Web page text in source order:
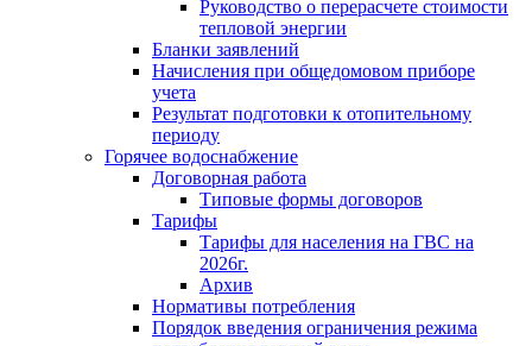
Руководство о перерасчете стоимости
тепловой энергии
Бланки заявлений
Начисления при общедомовом приборе
учета
Результат подготовки к отопительному
периоду
Горячее водоснабжение
Договорная работа
Типовые формы договоров
Тарифы
Тарифы для населения на ГВС на
2026г.
Архив
Нормативы потребления
Порядок введения ограничения режима